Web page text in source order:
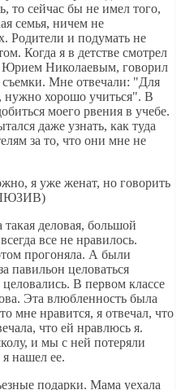
то сейчас бы не имел того,
семья, ничем не
Родители и подумать не
Когда я в детстве смотрел
Юрием Николаевым, говорил
съемки. Мне отвечали: "Для
нужно хорошо учиться". В
моего рвения в учебе.
даже узнать, как туда
за то, что они мне не
деловая, большой
все не нравилось.
прогоняла. А были
павильон целоваться
В первом классе
Эта влюбленность была
мне нравится, я отвечал, что
что ей нравлюсь я.
и мы с ней потеряли
нашел ее.
подарки. Мама уехала